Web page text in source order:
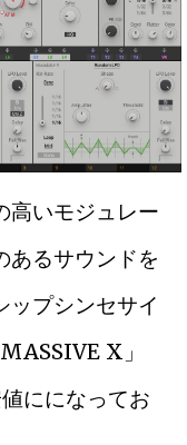
高いモジュレー
あるサウンドを
ップシンセサイ
X」
にになってお